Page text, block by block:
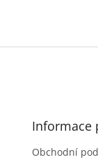
Informace
Obchodní